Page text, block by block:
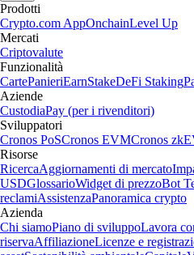
Prodotti
Crypto.com AppOnchainLevel Up
Mercati
Criptovalute
Funzionalità
CartePanieriEarnStakeDeFi Staking
Aziende
CustodiaPay (per i rivenditori)
Sviluppatori
Cronos PoSCronos EVMCronos
Risorse
RicercaAggiornamenti di mercato
USDGlossarioWidget di prezzoBot
reclamiAssistenzaPanoramica crypto
Azienda
Chi siamoPiano di sviluppoLavora
riservaAffiliazioneLicenze e